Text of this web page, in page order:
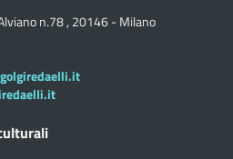
n.78 , 20146 - Milano